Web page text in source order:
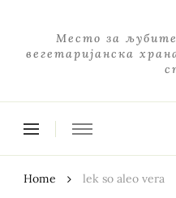
Место за
вегетаријанска
Home lek so aleo vera